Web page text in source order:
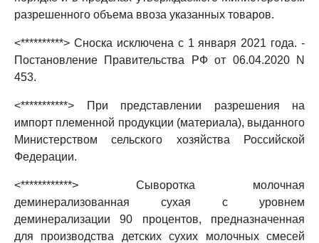
разрешенного объема ввоза указанных товаров.
<**********> Сноска исключена с 1 января 2021 года. -
Постановление Правительства РФ от 06.04.2020 N
453.
<***********> При представлении разрешения на
импорт племенной продукции (материала), выданного
Министерством сельского хозяйства Российской
Федерации.
<************> Сыворотка молочная
деминерализованная сухая с уровнем
деминерализации 90 процентов, предназначенная
для производства детских сухих молочных смесей